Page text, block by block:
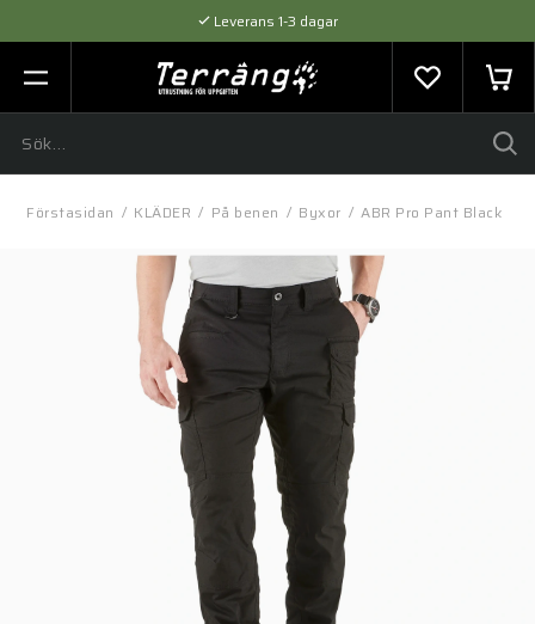
Leverans 1-3 dagar
Flexibel betalning med SVEA
Expertråd & Kvalitetsprodukter
Förstasidan / KLÄDER / På benen / Byxor / ABR Pro Pant Black